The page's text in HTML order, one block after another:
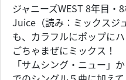
ジャニーズWEST 8年目
Juice（読み：ミックスジ
も、カラフルにポップに
ごちゃまぜにミックス！
「サムシング・ニュー」